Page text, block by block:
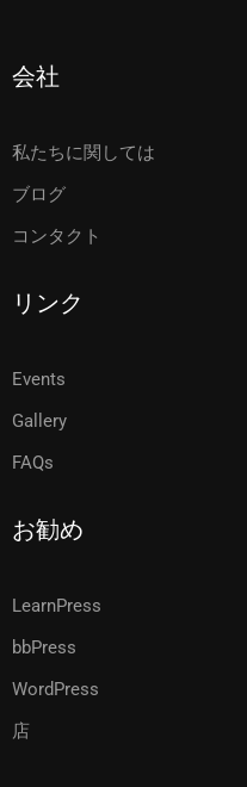
会社
私たちに関しては
ブログ
コンタクト
リンク
Events
Gallery
FAQs
お勧め
LearnPress
bbPress
WordPress
店